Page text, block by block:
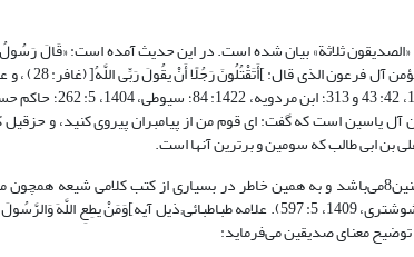
یاسین است که گفت: ای قوم من از پیامبران پیروی کنید، و
بن ابی طالب که سومین و برترین آنها است.
این روایت از فضائل منحصر به فرد امیرالمومنین8می‌باشد و به همین خاطر در بسیاری
صحابه از آن استفاده است (حلی، 1379: 86؛ شوشتری، 1409، 5: 597). علامه